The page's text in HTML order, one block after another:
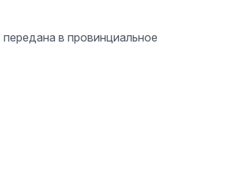
в провинциальное